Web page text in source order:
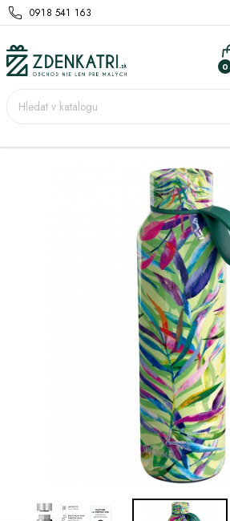
0918 541 163
0